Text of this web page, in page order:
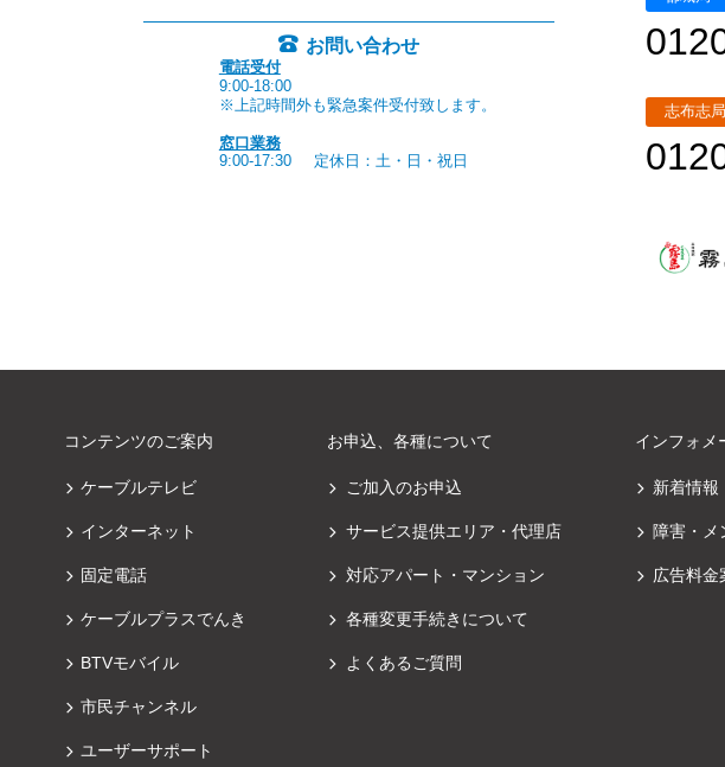
お問い合わせ
電話受付
9:00-18:00
※上記時間外も緊急案件受付致します。
窓口業務
9:00-17:30
定休日：土・日・祝日
志布志局
コンテンツのご案内
ケーブルテレビ
インターネット
固定電話
ケーブルプラスでんき
BTVモバイル
市民チャンネル
ユーザーサポート
お申込、各種について
ご加入のお申込
サービス提供エリア・代理店
対応アパート・マンション
各種変更手続きについて
よくあるご質問
インフォメ
新着情報
障害・メ
広告料金